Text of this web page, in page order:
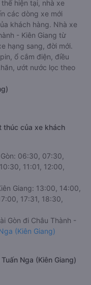
hiện tại, nhà xe
các dòng xe mới
khách hàng. Nhà xe
- Kiên Giang từ
hạng sang, đời mới.
ổ cắm điện, điều
ướt nước lọc theo
thúc của xe khách
06:30, 07:30,
11:01, 12:00,
Giang: 13:00, 14:00,
17:31, 18:30,
Gòn đi Châu Thành -
(Kiên Giang)
Nga (Kiên Giang)